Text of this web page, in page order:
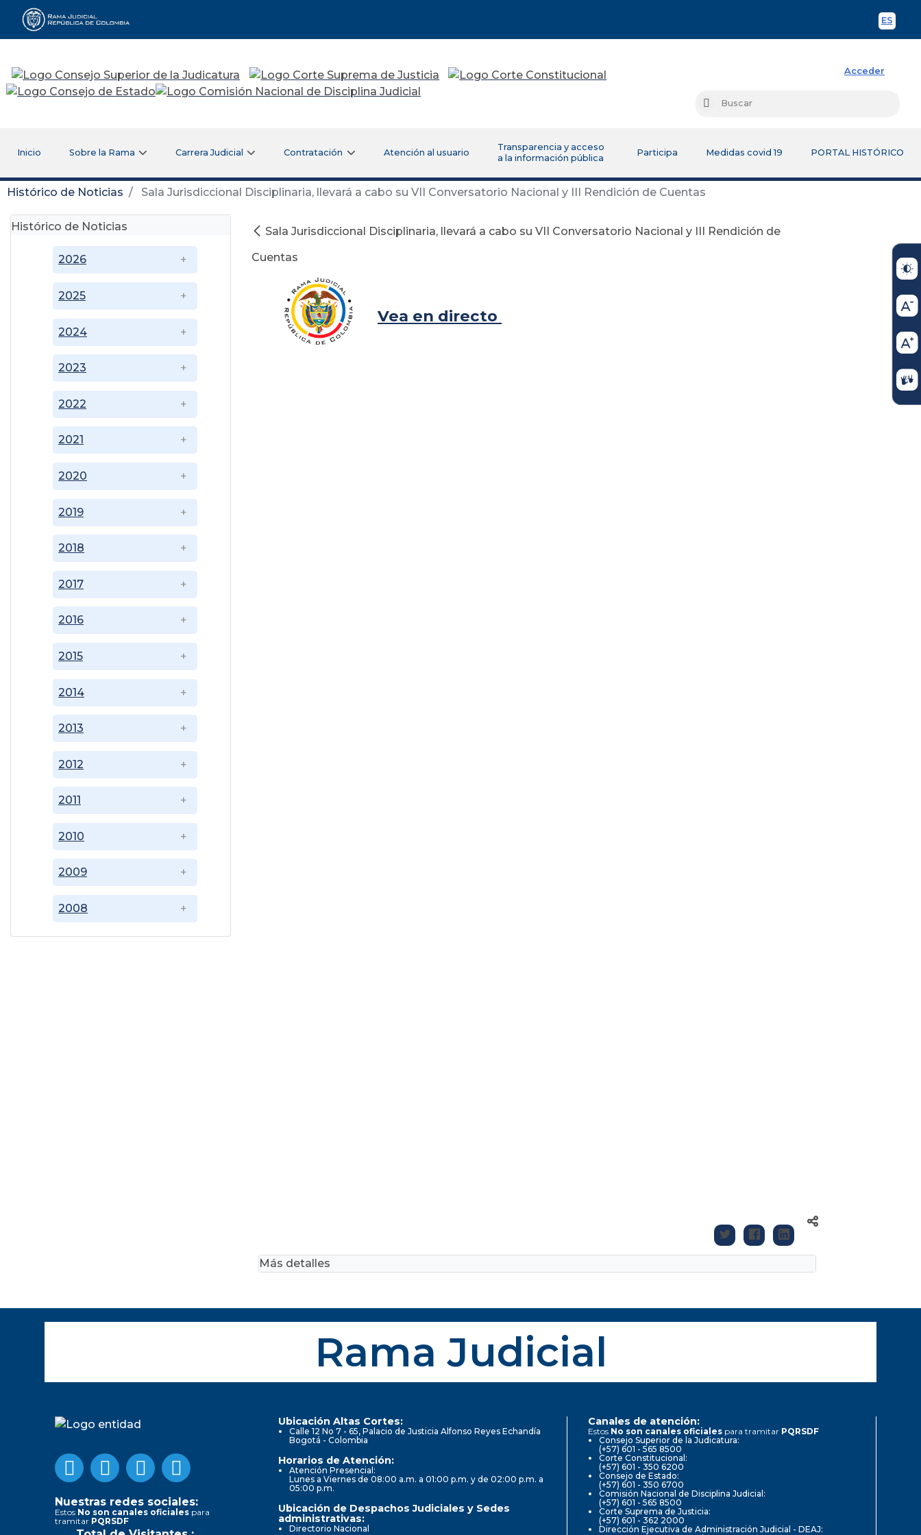
ES
Rama Judicial
Acceder
Buscar
Inicio Sobre la Rama Carrera Judicial Contratación Atención al usuario
Transparencia y acceso
a la información pública
Participa Medidas covid 19 PORTAL HISTÓRICO
Histórico de Noticias Sala Jurisdiccional Disciplinaria, llevará a cabo su VII Conversatorio Nacional y III Rendición de Cuentas
Histórico de Noticias
2008
2009
2010
2011
2012
2013
2014
2015
2016
2017
2018
2019
2020
2021
2022
2023
2024
2025
2026
Sala Jurisdiccional Disciplinaria, llevará a cabo su VII Conversatorio Nacional y III Rendición de
Cuentas
Vea en directo
Más detalles
Rama Judicial
Nuestras redes sociales:
Estos No son canales oficiales para
tramitar PQRSDF
Ubicación Altas Cortes:
Calle 12 No 7 - 65, Palacio de Justicia Alfonso Reyes Echandía
Bogotá - Colombia
Horarios de Atención:
Atención Presencial:
Lunes a Viernes de 08:00 a.m. a 01:00 p.m. y de 02:00 p.m. a
05:00 p.m.
Ubicación de Despachos Judiciales y Sedes
administrativas:
Directorio Nacional
Canales de atención:
Estos No son canales oficiales para tramitar PQRSDF
Consejo Superior de la Judicatura:
(+57) 601 - 565 8500
Corte Constitucional:
(+57) 601 - 350 6200
Consejo de Estado:
(+57) 601 - 350 6700
Comisión Nacional de Disciplina Judicial:
(+57) 601 - 565 8500
Corte Suprema de Justicia:
(+57) 601 - 362 2000
Dirección Ejecutiva de Administración Judicial - DEAJ: